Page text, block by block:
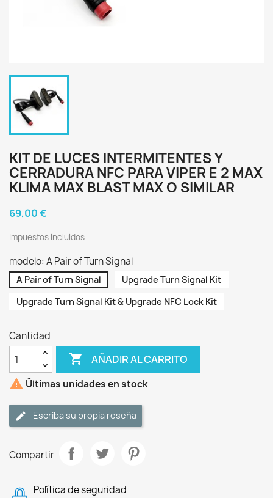
KIT DE LUCES INTERMITENTES Y
CERRADURA NFC PARA VIPER E 2 MAX
KLIMA MAX BLAST MAX O SIMILAR
69,00 €
Impuestos incluidos
modelo: A Pair of Turn Signal
A Pair of Turn Signal
Upgrade Turn Signal Kit
Upgrade Turn Signal Kit & Upgrade NFC Lock Kit
Cantidad
 AÑADIR AL CARRITO
 Últimas unidades en stock
Escriba su propia reseña
Compartir
Política de seguridad